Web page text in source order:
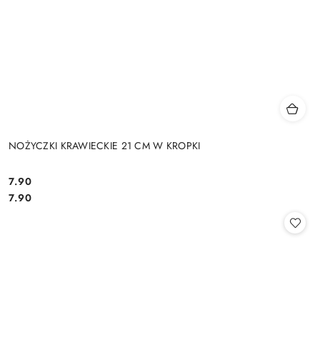
NOŻYCZKI KRAWIECKIE 21 CM W KROPKI
Cena:
7.90
Cena:
7.90